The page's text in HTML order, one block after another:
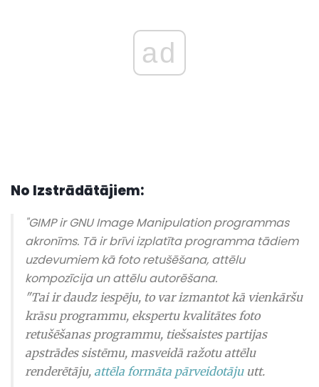
ad
No Izstrādātājiem:
"GIMP ir GNU Image Manipulation programmas
akronīms. Tā ir brīvi izplatīta programma tādiem
uzdevumiem kā foto retušēšana, attēlu
kompozīcija un attēlu autorēšana.
"Tai ir daudz iespēju, to var izmantot kā vienkāršu
krāsu programmu, ekspertu kvalitātes foto
retušēšanas programmu, tiešsaistes partijas
apstrādes sistēmu, masveidā ražotu attēlu
renderētāju, attēla formāta pārveidotājuutt.